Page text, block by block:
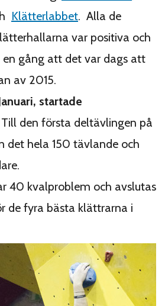
Klätterlabbet. Alla de
var positiva och
en gång att det var dags att
av 2015.
startade
Till den första deltävlingen på
det hela 150 tävlande och
40 kvalproblem och avslutas
de fyra bästa klättrarna i